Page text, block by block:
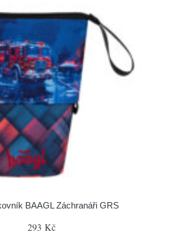
BAAGL Záchranáři GRS
293 Kč